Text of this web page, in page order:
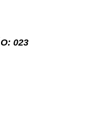
023